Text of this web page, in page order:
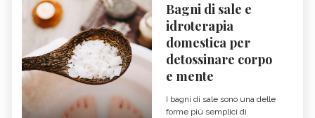
Bagni di sale e
idroterapia
domestica per
detossinare corpo
e mente
I bagni di sale sono una delle
forme più semplici di